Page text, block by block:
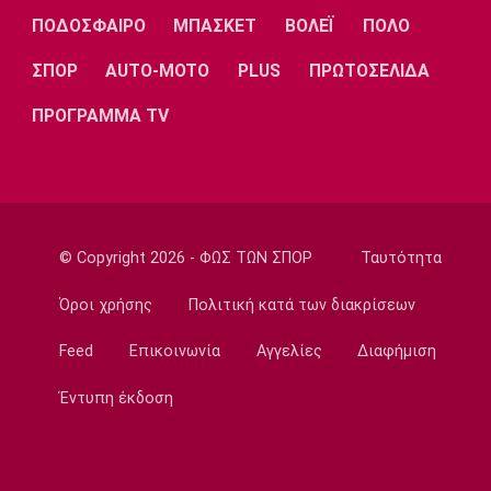
Σίτι
Μπορούσια
Παρί Σεν
Μαρσέιγ
Μονακό
ΠΟΔΟΣΦΑΙΡΟ ΜΠΑΣΚΕΤ ΒΟΛΕΪ ΠΟΛΟ
ΣΠΟΡ AUTO-MOTO PLUS ΠΡΩΤΟΣΕΛΙΔΑ
ΠΡΟΓΡΑΜΜΑ TV
© Copyright 2026 - ΦΩΣ ΤΩΝ ΣΠΟΡ Ταυτότητα
Όροι χρήσης Πολιτική κατά των διακρίσεων
Feed Επικοινωνία Αγγελίες Διαφήμιση
Έντυπη έκδοση